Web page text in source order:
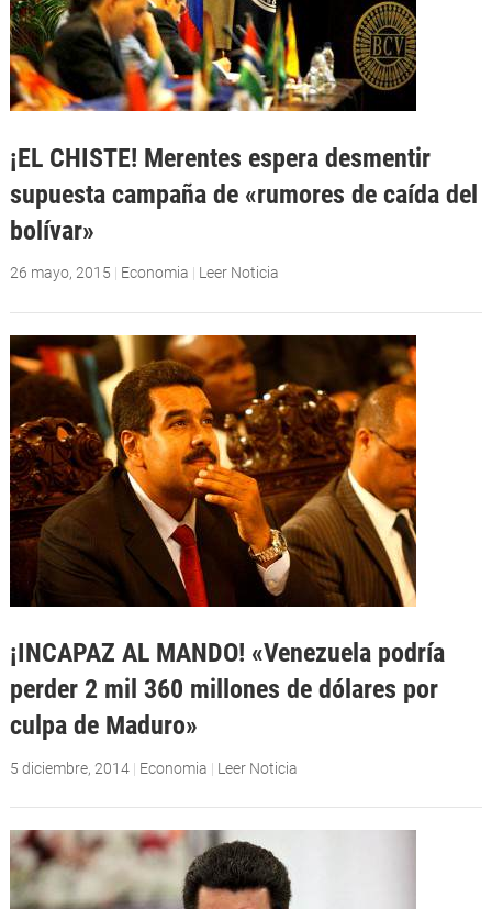
¡EL CHISTE! Merentes espera desmentir
supuesta campaña de «rumores de caída del
bolívar»
26 mayo, 2015 | Economia | Leer Noticia
¡INCAPAZ AL MANDO! «Venezuela podría
perder 2 mil 360 millones de dólares por
culpa de Maduro»
5 diciembre, 2014| Economia | Leer Noticia